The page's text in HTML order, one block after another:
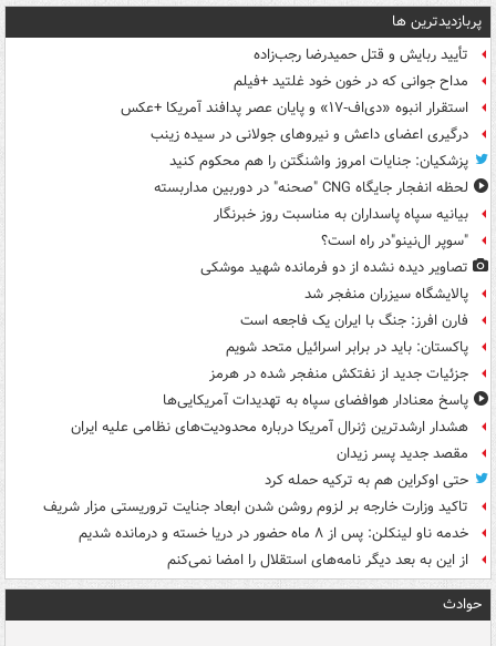
پربازدیدترین ها
تأیید ربایش و قتل حمیدرضا رجب‌زاده
مداح جوانی که در خون خود غلتید +فیلم
استقرار انبوه «دی‌اف‑۱۷» و پایان عصر پدافند آمریکا +عکس
درگیری اعضای داعش و نیروهای جولانی در سیده زینب
پزشکیان: جنایات امروز واشنگتن را هم محکوم کنید
لحظه انفجار جایگاه CNG "صحنه" در دوربین مداربسته
بیانیه سپاه پاسداران به مناسبت روز خبرنگار
"سوپر ال‌نینو"در راه است؟
تصاویر دیده‌ نشده از دو فرمانده شهید موشکی
پالایشگاه سیزران منفجر شد
فارن افرز: جنگ با ایران یک فاجعه است
پاکستان: باید در برابر اسرائیل متحد شویم
جزئیات جدید از نفتکش منفجر شده در هرمز
پاسخ معنادار هوافضای سپاه به تهدیدات آمریکایی‌ها
هشدار ارشدترین ژنرال آمریکا درباره محدودیت‌های نظامی علیه ایران
مقصد جدید پسر زیدان
حتی اوکراین هم به ترکیه حمله کرد
تاکید وزارت خارجه بر لزوم روشن شدن ابعاد جنایت تروریستی مزار شریف
خدمه ناو لینکلن: پس از ۸ ماه حضور در دریا خسته و درمانده‌ شدیم
از این به بعد دیگر نامه‌های استقلال را امضا نمی‌کنم
حوادث